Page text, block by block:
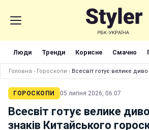
Люди Тренди Корисне Смачно
Головна › Гороскопи › Всесвіт готує велике
ГОРОСКОПИ 05 липня 2026, 06:07
Всесвіт готує велике
знаків Китайського